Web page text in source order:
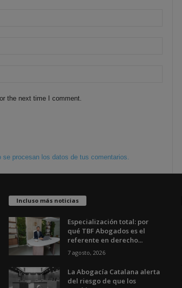
the next time I comment.
se procesan los datos de tus comentarios.
Incluso más noticias
Especialización total: por
qué TBF Abogados es el
referente en derecho...
7 agosto, 2026
La Abogacía Catalana alerta
del riesgo de que los